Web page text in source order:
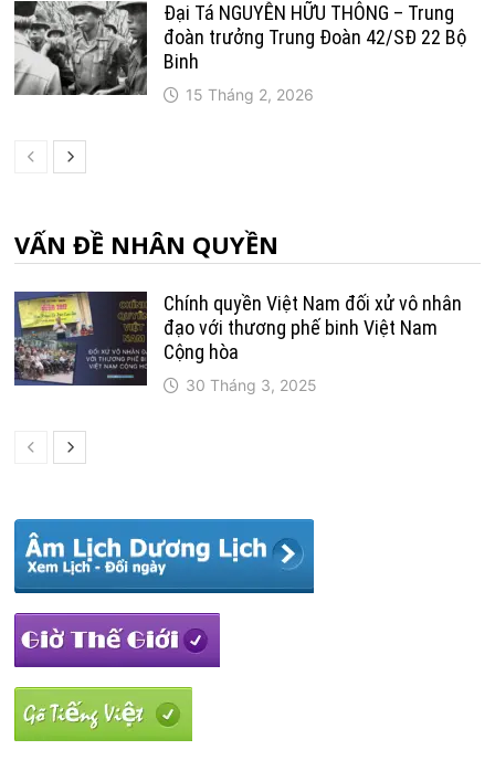
Đại Tá NGUYỄN HỮU THÔNG – Trung
đoàn trưởng Trung Ðoàn 42/SÐ 22 Bộ
Binh
15 Tháng 2, 2026
VẤN ĐỀ NHÂN QUYỀN
Chính quyền Việt Nam đối xử vô nhân
đạo với thương phế binh Việt Nam
Cộng hòa
30 Tháng 3, 2025